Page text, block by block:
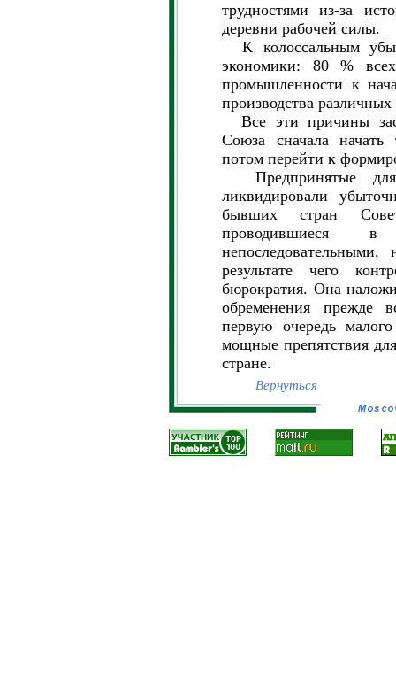
трудностями из-за
деревни рабочей силы.
К колоссальным
экономики: 80 %
промышленности к
производства
Все эти причины
Союза сначала
потом перейти к
Предпринятые
ликвидировали
бывших стран
проводившиеся
результате чего
бюрократия. Она
обременения прежде
первую очередь
мощные препятствия
стране.
Вернуться